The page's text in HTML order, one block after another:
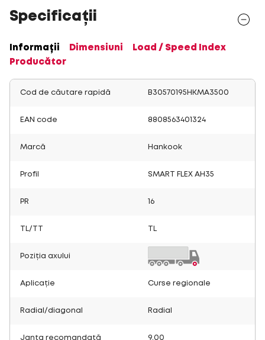
Specificații
Informații Dimensiuni
Load / Speed Index
Producător
Cod de căutare rapidă B30570195HKMA3500
EAN code 8808563401324
Marcă Hankook
Profil SMART FLEX AH35
PR 16
TL/TT
Poziția axului
Aplicație Curse regionale
Radial/diagonal Radial
Janta recomandată 9.00